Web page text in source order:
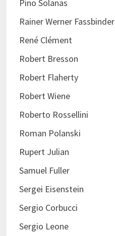
Pino Solanas
Rainer Werner Fassbinder
René Clément
Robert Bresson
Robert Flaherty
Robert Wiene
Roberto Rossellini
Roman Polanski
Rupert Julian
Samuel Fuller
Sergei Eisenstein
Sergio Corbucci
Sergio Leone